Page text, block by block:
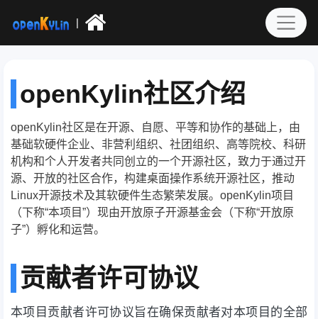
openKylin社区介绍
openKylin社区是在开源、自愿、平等和协作的基础上，由
基础软硬件企业、非营利组织、社团组织、高等院校、科研
机构和个人开发者共同创立的一个开源社区，致力于通过开
源、开放的社区合作，构建桌面操作系统开源社区，推动
Linux开源技术及其软硬件生态繁荣发展。openKylin项目
（下称“本项目”）现由开放原子开源基金会（下称“开放原
子”）孵化和运营。
贡献者许可协议
本项目贡献者许可协议旨在确保贡献者对本项目的全部